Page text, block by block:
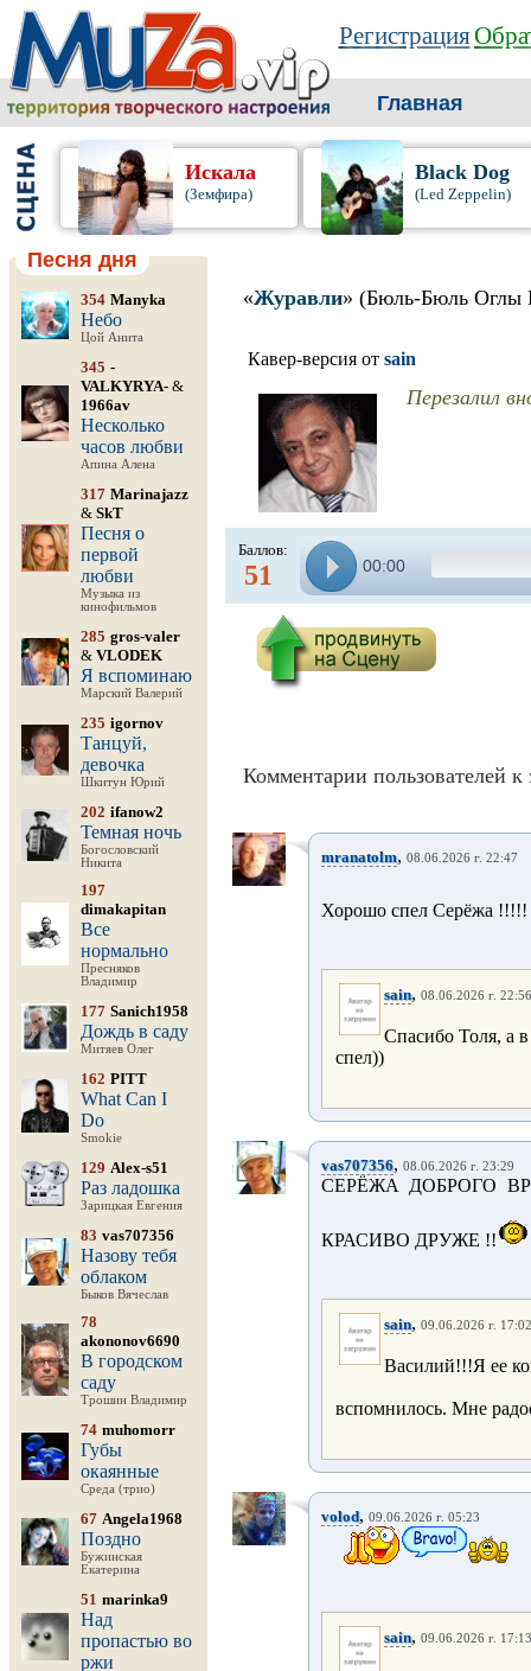
Регистрация
Главная
Искала
(Земфира)
Black Dog
(Led Zeppelin)
Песня дня
354 Manyka
Небо
Цой Анита
345 -
VALKYRYA- &
1966av
Несколько
часов любви
Апина Алена
317 Marinajazz
& SkT
Песня о
первой
любви
Музыка из
кинофильмов
285 gros-valer
& VLODEK
Я вспоминаю
Марский Валерий
235 igornov
Танцуй,
девочка
Шкитун Юрий
202 ifanow2
Темная ночь
Богословский
Никита
197
dimakapitan
Все
нормально
Пресняков
Владимир
177 Sanich1958
Дождь в саду
Митяев Олег
162 PITT
What Can I
Do
Smokie
129 Alex-s51
Раз ладошка
Зарицкая Евгения
83 vas707356
Назову тебя
облаком
Быков Вячеслав
78
akononov6690
В городском
саду
Трошин Владимир
74 muhomorr
Губы
окаянные
Среда (трио)
67 Angela1968
Поздно
Бужинская
Екатерина
51 marinka9
Над
пропастью во
ржи
«Журавли» (Бюль-Бюль Оглы
Кавер-версия от sain
Перезалил
Баллов:
51 00:00
Комментарии пользователей к
mranatolm, 08.06.2026 г. 22:47
Хорошо спел Серёжа !!!!!
sain, 08.06.2026 г. 22:56
Спасибо Толя, а
спел))
vas707356, 08.06.2026 г. 23:29
СЕРЁЖА ДОБРОГО
КРАСИВО ДРУЖЕ !!
sain, 09.06.2026 г. 17:02
Василий!!!Я ее
вспомнилось. Мне
volod, 09.06.2026 г. 05:23
sain, 09.06.2026 г. 17:13